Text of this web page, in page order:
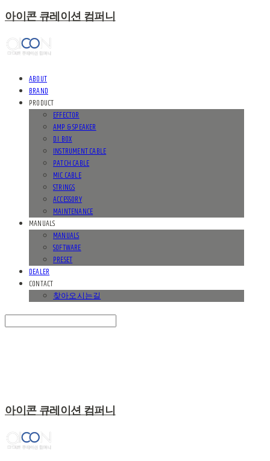
아이콘 큐레이션 컴퍼니
ABOUT
BRAND
PRODUCT
EFFECTOR
AMP & SPEAKER
D.I. BOX
INSTRUMENT CABLE
PATCH CABLE
MIC CABLE
STRINGS
ACCESSORY
MAINTENANCE
MANUALS
MANUALS
SOFTWARE
PRESET
DEALER
CONTACT
찾아오시는길
아이콘 큐레이션 컴퍼니